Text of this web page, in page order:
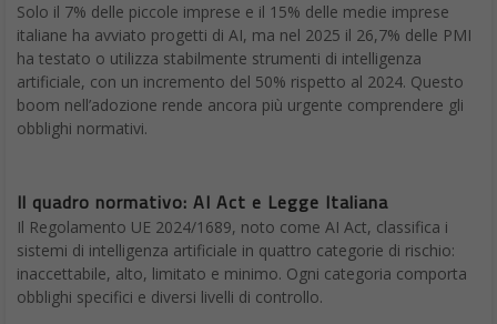
Solo il 7% delle piccole imprese e il 15% delle medie imprese
italiane ha avviato progetti di AI, ma nel 2025 il 26,7% delle PMI
ha testato o utilizza stabilmente strumenti di intelligenza
artificiale, con un incremento del 50% rispetto al 2024. Questo
boom nell’adozione rende ancora più urgente comprendere gli
obblighi normativi.
Il quadro normativo: AI Act e Legge Italiana
Il Regolamento UE 2024/1689, noto come AI Act, classifica i
sistemi di intelligenza artificiale in quattro categorie di rischio:
inaccettabile, alto, limitato e minimo. Ogni categoria comporta
obblighi specifici e diversi livelli di controllo.